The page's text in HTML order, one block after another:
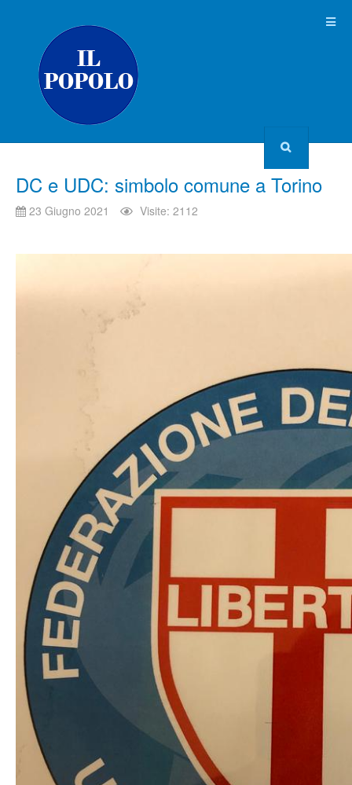
DC e UDC: simbolo comune a Torino
23 Giugno 2021 Visite: 2112